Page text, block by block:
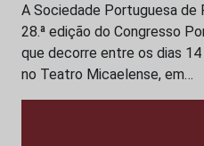
A Sociedade Portuguesa de
28.ª edição do Congresso
que decorre entre os dias
no Teatro Micaelense, em…